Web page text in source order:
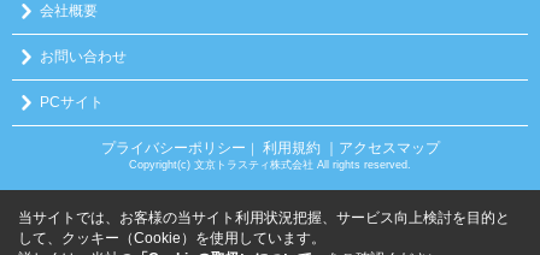
会社概要
お問い合わせ
PCサイト
プライバシーポリシー ｜ 利用規約 ｜アクセスマップ
Copyright(c) 文京トラスティ株式会社 All rights reserved.
当サイトでは、お客様の当サイト利用状況把握、サービス向上検討を目的と
して、クッキー（Cookie）を使用しています。